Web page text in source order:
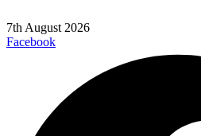
7th August 2026
Facebook